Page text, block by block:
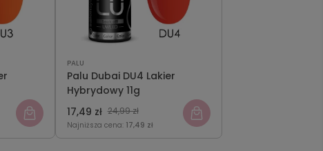
PALU
Palu Dubai DU4 Lakier
Hybrydowy 11g
17,49 zł 24,99 zł
Najniższa cena: 17,49 zł